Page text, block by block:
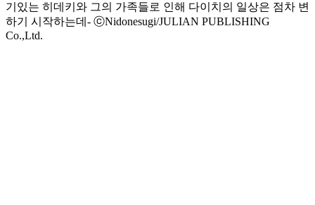
기있는 히데키와 그의 가족들로 인해 다이치의 일상은 점차 변
하기 시작하는데- ⓒNidonesugi/JULIAN PUBLISHING
Co.,Ltd.